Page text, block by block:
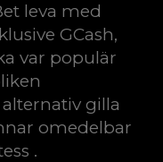
leva med
GCash,
var populär
gilla
omedelbar
.